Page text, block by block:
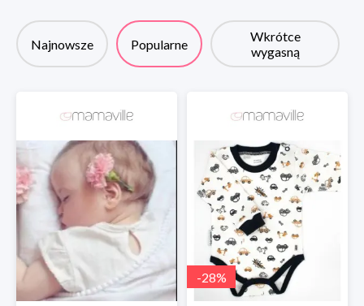
Najnowsze Popularne
Wkrótce
wygasną
-28%